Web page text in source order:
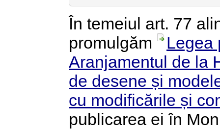
În temeiul art. 77
promulgăm
Legea
Aranjamentul de la
de desene și
cu modificările și
publicarea ei în